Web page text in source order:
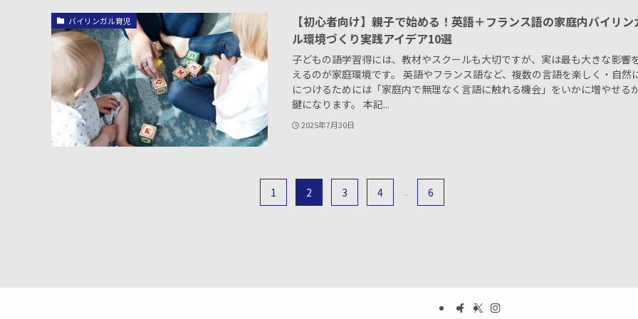
バイリンガル育児
【初心者向け】親子で始める！英語＋フランス語の家庭内バイリン
ル環境づくり実践アイデア10選
子どもの語学習得には、教材やスクールも大切ですが、実は最も大きな影響
えるのが家庭環境です。 英語やフランス語など、複数の言語を楽しく・自然
につけるためには「家庭内で無理なく言語に触れる機会」をいかに増やせる
鍵になります。 本記...
2025年7月30日
1 2 3 4 ... 6